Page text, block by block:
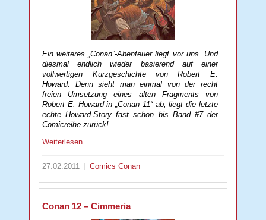
Ein weiteres „Conan“-Abenteuer liegt vor uns. Und
diesmal endlich wieder basierend auf einer
vollwertigen Kurzgeschichte von Robert E.
Howard. Denn sieht man einmal von der recht
freien Umsetzung eines alten Fragments von
Robert E. Howard in „Conan 11“ ab, liegt die letzte
echte Howard-Story fast schon bis Band #7 der
Comicreihe zurück!
Weiterlesen
27.02.2011 ComicsConan
Conan 12 – Cimmeria